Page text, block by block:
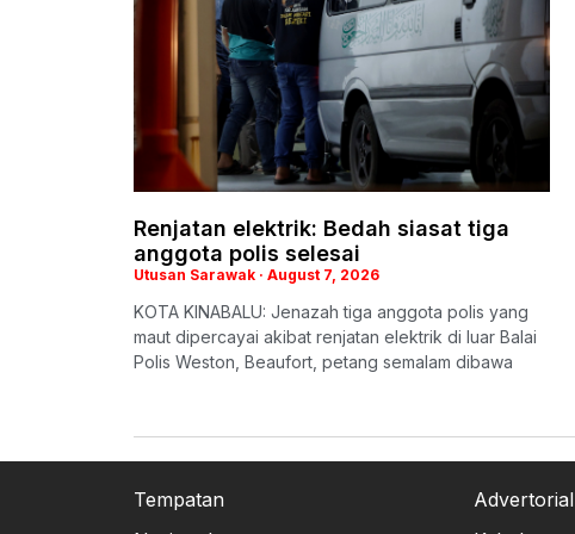
Renjatan elektrik: Bedah siasat tiga
anggota polis selesai
Utusan Sarawak August 7, 2026
KOTA KINABALU: Jenazah tiga anggota polis yang
maut dipercayai akibat renjatan elektrik di luar Balai
Polis Weston, Beaufort, petang semalam dibawa
Tempatan
Advertorial